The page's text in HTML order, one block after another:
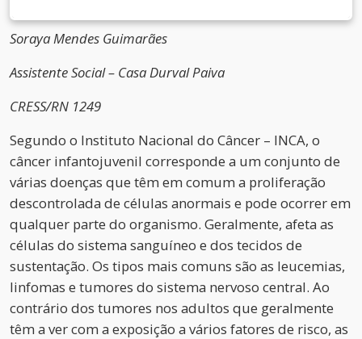
Soraya Mendes Guimarães
Assistente Social – Casa Durval Paiva
CRESS/RN 1249
Segundo o Instituto Nacional do Câncer – INCA, o
câncer infantojuvenil corresponde a um conjunto de
várias doenças que têm em comum a proliferação
descontrolada de células anormais e pode ocorrer em
qualquer parte do organismo. Geralmente, afeta as
células do sistema sanguíneo e dos tecidos de
sustentação. Os tipos mais comuns são as leucemias,
linfomas e tumores do sistema nervoso central. Ao
contrário dos tumores nos adultos que geralmente
têm a ver com a exposição a vários fatores de risco, as